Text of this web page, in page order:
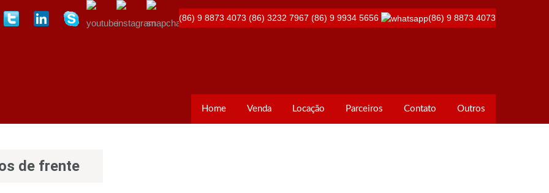
(86) 9 8873 4073 (86) 3232 7967 (86) 9 9934 5656 (86) 9 8873 4073
Home Venda Locação Parceiros Contato Outros
de frente